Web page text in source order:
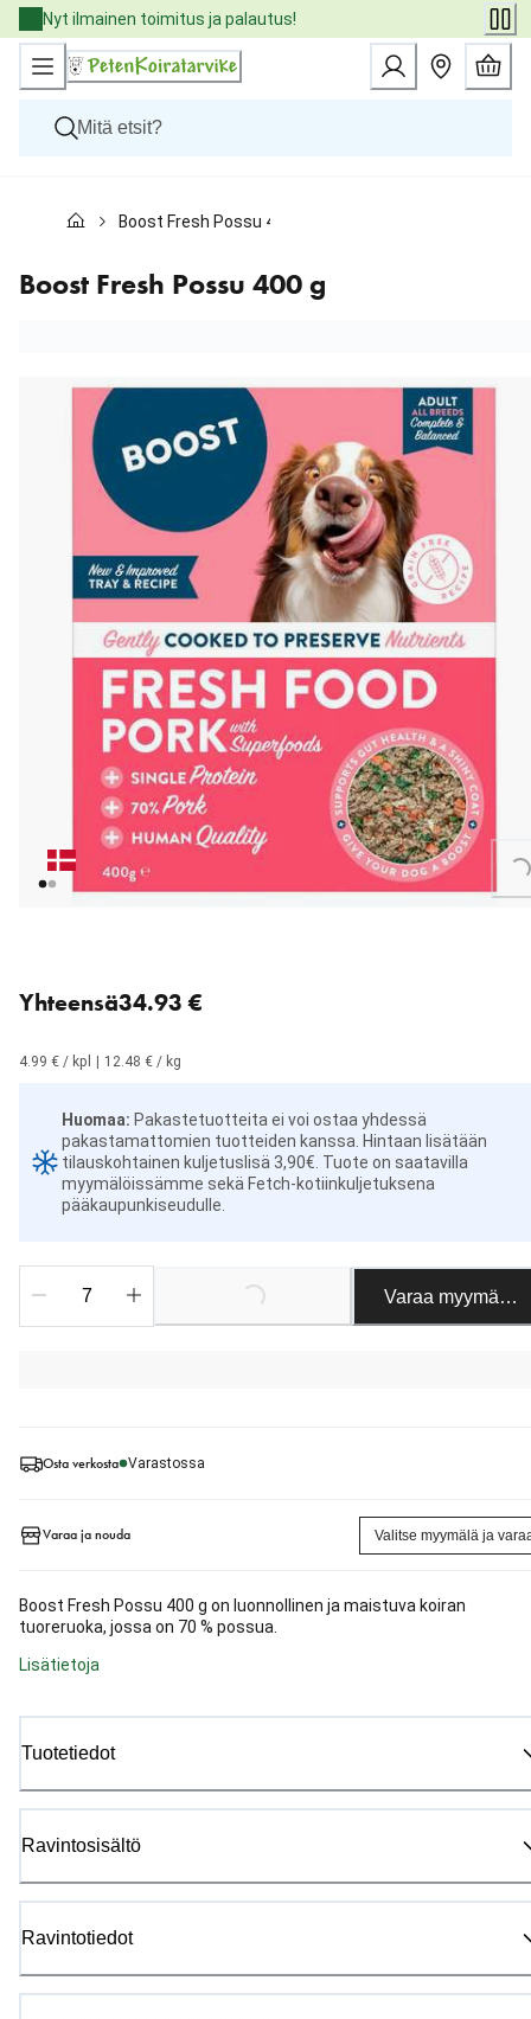
Skip
to
Content
Nyt ilmainen toimitus ja palautus!
Kissat
Eläinlääkäriruoat
Tuotemerkit
Boost Fresh Possu 400 g
Boost Fresh Possu 400 g
Loading...
Osta verkosta Varastossa
Varaa ja nouda Valitse myymälä ja
Boost Fresh Possu 400 g on luonnollinen ja maistuva koiran
tuoreruoka, jossa on 70 % possua.
Lisätietoja
Tuotetiedot
Ravintosisältö
Ravintotiedot
Yhteensä34.93 €
4.99 € / kpl 12.48 € / kg
Huomaa: Pakastetuotteita ei voi ostaa yhdessä
pakastamattomien tuotteiden kanssa. Hintaan lisätään
tilauskohtainen kuljetuslisä 3,90€. Tuote on saatavilla
myymälöissämme sekä Fetch-kotiinkuljetuksena
pääkaupunkiseudulle.
Loading... Varaa